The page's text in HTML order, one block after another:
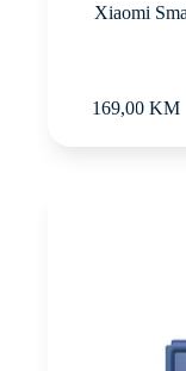
Xiaomi
169,00 KM